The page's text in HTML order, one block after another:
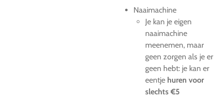
Naaimachine
Je kan je eigen
naaimachine
meenemen, maar
geen zorgen als je er
geen hebt: je kan er
eentje huren voor
slechts €5